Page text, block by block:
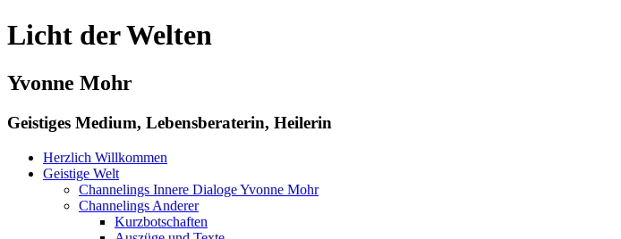
Licht der Welten
Yvonne Mohr
Geistiges Medium, Lebensberaterin, Heilerin
Herzlich Willkommen
Geistige Welt
Channelings Innere Dialoge Yvonne Mohr
Channelings Anderer
Kurzbotschaften